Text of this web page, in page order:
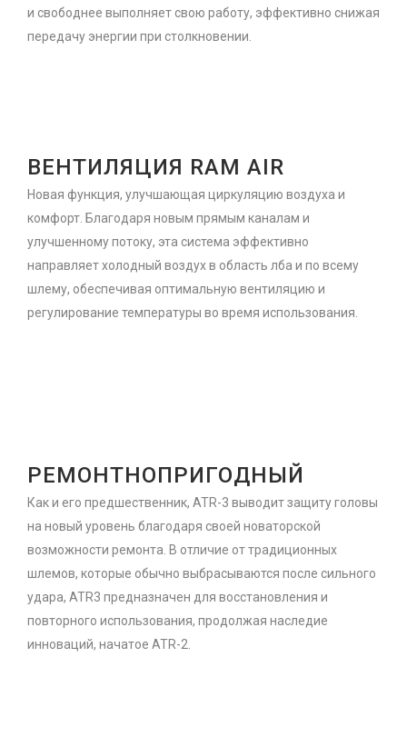
и свободнее выполняет свою работу, эффективно снижая
передачу энергии при столкновении.
ВЕНТИЛЯЦИЯ RAM AIR
Новая функция, улучшающая циркуляцию воздуха и
комфорт. Благодаря новым прямым каналам и
улучшенному потоку, эта система эффективно
направляет холодный воздух в область лба и по всему
шлему, обеспечивая оптимальную вентиляцию и
регулирование температуры во время использования.
РЕМОНТНОПРИГОДНЫЙ
Как и его предшественник, ATR-3 выводит защиту головы
на новый уровень благодаря своей новаторской
возможности ремонта. В отличие от традиционных
шлемов, которые обычно выбрасываются после сильного
удара, ATR3 предназначен для восстановления и
повторного использования, продолжая наследие
инноваций, начатое ATR-2.